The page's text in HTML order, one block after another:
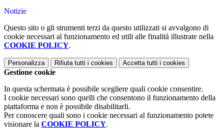
Notizie
Questo sito o gli strumenti terzi da questo utilizzati si avvalgono di
cookie necessari al funzionamento ed utili alle finalità illustrate nella
COOKIE POLICY.
Personalizza Rifiuta tutti i cookies Accetta tutti i cookies
Gestione cookie
In questa schermata è possibile scegliere quali cookie consentire.
I cookie necessari sono quelli che consentono il funzionamento della
piattaforma e non è possibile disabilitarli.
Per conoscere quali sono i cookie necessari al funzionamento potete
visionare la COOKIE POLICY.